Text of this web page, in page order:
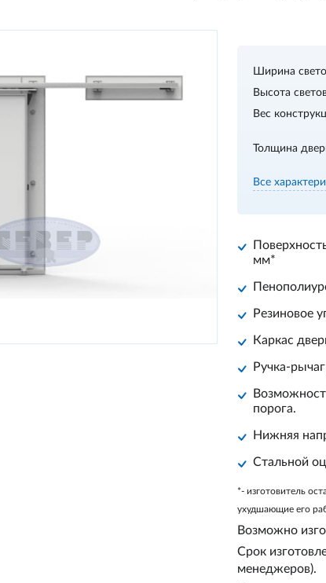
Ширина
Высота
Вес
Толщина
Все
мм*
Резиновое
Каркас
Ручка-
порога.
Нижняя
Стальной
*- изготовитель
ухудшающие его
Возможно
Срок
менеджеров).